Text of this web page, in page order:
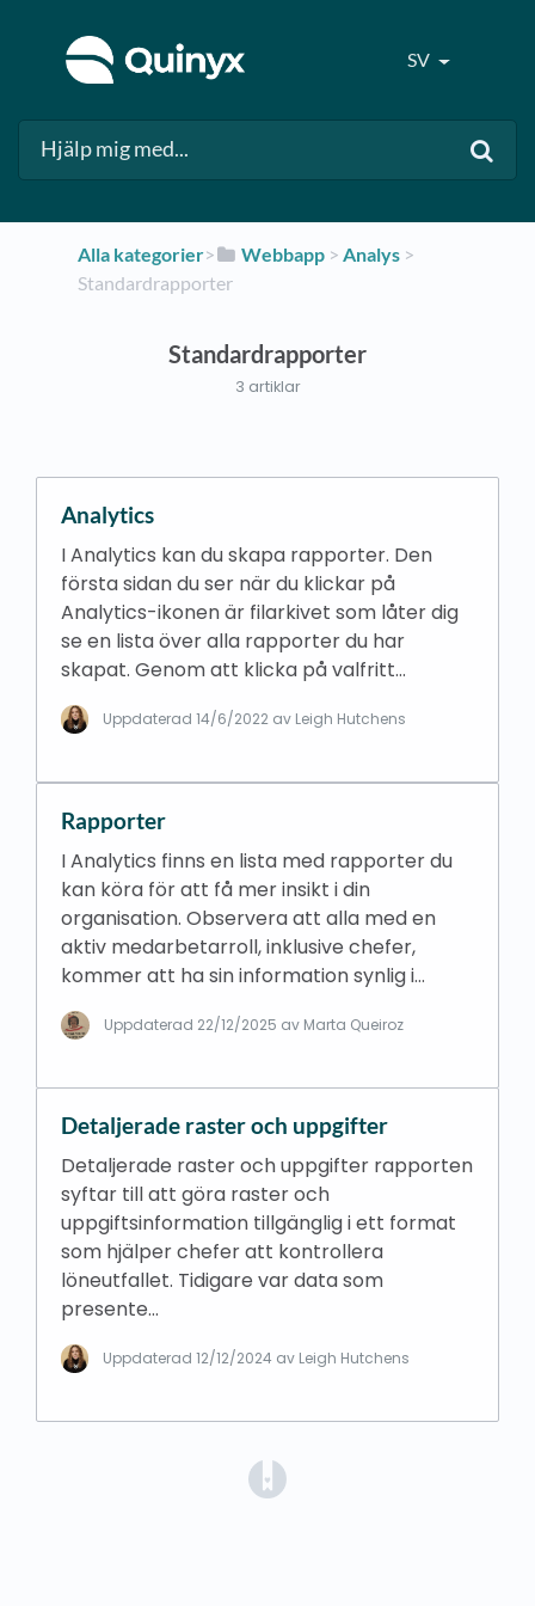
SV
Alla kategorier​>​ ​Webbapp ​ > ​​Analys ​ > ​
Standardrapporter
Standardrapporter
3 artiklar
Analytics
I Analytics kan du skapa rapporter. Den
första sidan du ser när du klickar på
Analytics-ikonen är filarkivet som låter dig
se en lista över alla rapporter du har
skapat. Genom att klicka på valfritt…
Uppdaterad14/6/2022 av Leigh Hutchens
Rapporter
I Analytics finns en lista med rapporter du
kan köra för att få mer insikt i din
organisation. Observera att alla med en
aktiv medarbetarroll, inklusive chefer,
kommer att ha sin information synlig i…
Uppdaterad 22/12/2025 av Marta Queiroz
Detaljerade raster och uppgifter
Detaljerade raster och uppgifter rapporten
syftar till att göra raster och
uppgiftsinformation tillgänglig i ett format
som hjälper chefer att kontrollera
löneutfallet. Tidigare var data som
presente…
Uppdaterad12/12/2024 av Leigh Hutchens